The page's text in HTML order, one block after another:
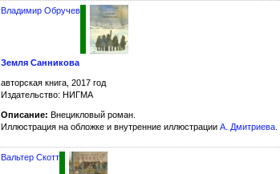
Владимир Обручев
Земля Санникова
авторская книга, 2017 год
Издательство: НИГМА
Описание: Внецикловый роман.
Иллюстрация на обложке и внутренние иллюстрации А. Дмитриева
Вальтер Скотт